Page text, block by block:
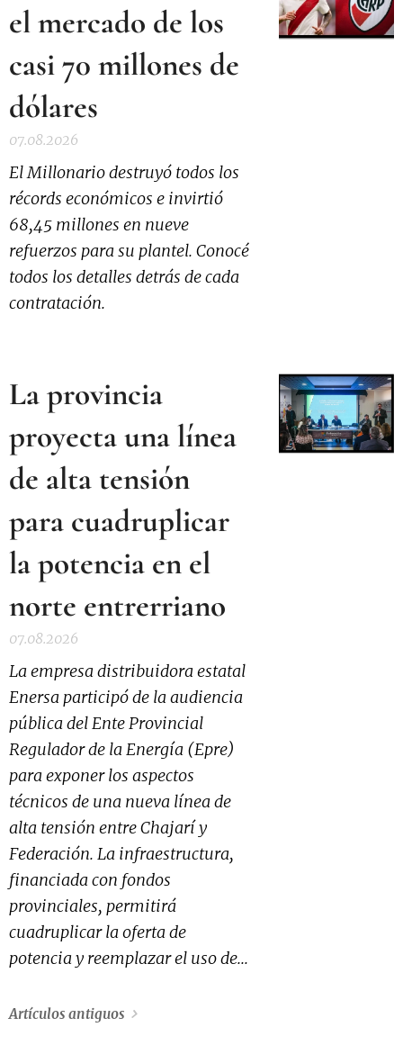
el mercado de los
casi 70 millones de
dólares
07.08.2026
El Millonario destruyó todos los
récords económicos e invirtió
68,45 millones en nueve
refuerzos para su plantel. Conocé
todos los detalles detrás de cada
contratación.
La provincia
proyecta una línea
de alta tensión
para cuadruplicar
la potencia en el
norte entrerriano
07.08.2026
La empresa distribuidora estatal
Enersa participó de la audiencia
pública del Ente Provincial
Regulador de la Energía (Epre)
para exponer los aspectos
técnicos de una nueva línea de
alta tensión entre Chajarí y
Federación. La infraestructura,
financiada con fondos
provinciales, permitirá
cuadruplicar la oferta de
potencia y reemplazar el uso de...
Artículos antiguos